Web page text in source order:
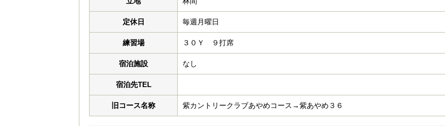
定休日 毎週月曜日
練習場 ３０Ｙ ９打席
宿泊施設 なし
宿泊先TEL
旧コース名称 紫カントリークラブあやめコース→紫あやめ３６